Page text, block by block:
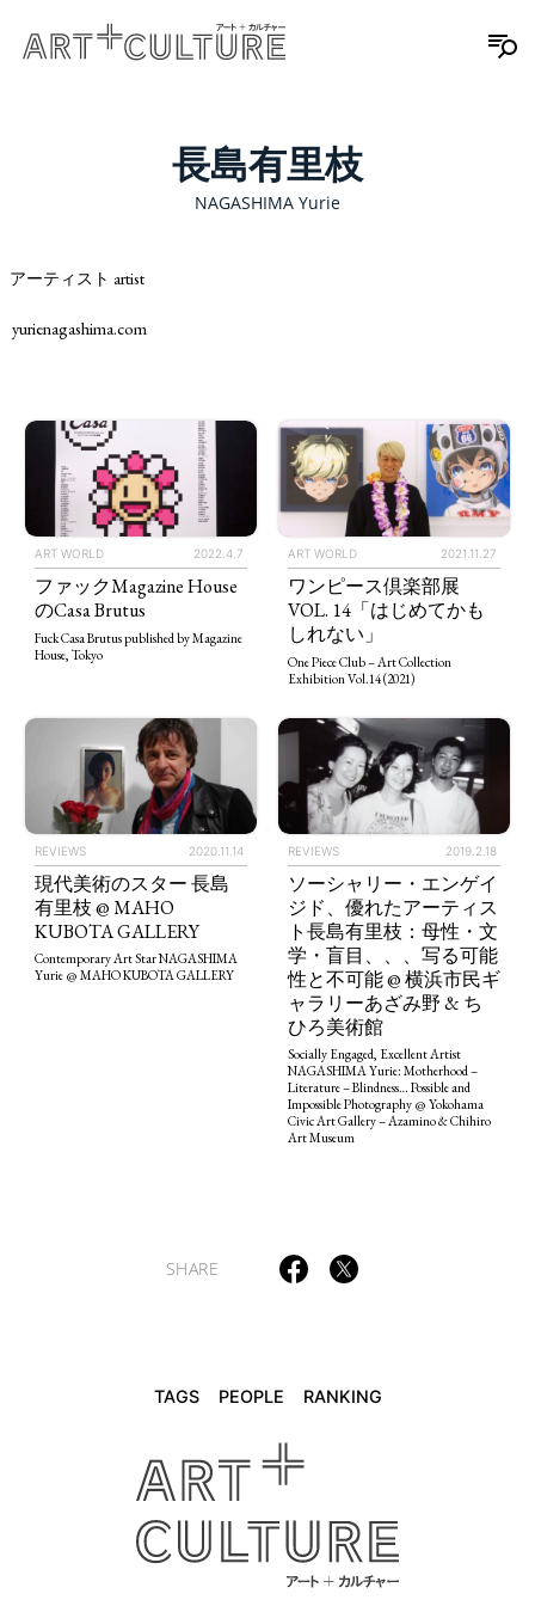
TAGS PEOPLE RANKING
POP CULTURE JP-SOCIETY
REVIEWS ARTICLES
長島有里枝
NAGASHIMA Yurie
アーティスト artist
yurienagashima.com
ART WORLD 2022.4.7
ファックMagazine House
のCasa Brutus
Fuck Casa Brutus published by Magazine
House, Tokyo
ART WORLD 2021.11.27
ワンピース倶楽部展
VOL. 14「はじめてかも
しれない」
One Piece Club – Art Collection
Exhibition Vol.14 (2021)
REVIEWS 2020.11.14
現代美術のスター 長島
有里枝 @ MAHO
KUBOTA GALLERY
Contemporary Art Star NAGASHIMA
Yurie @ MAHO KUBOTA GALLERY
REVIEWS 2019.2.18
ソーシャリー・エンゲイ
ジド、優れたアーティス
ト長島有里枝：母性・文
学・盲目、、、写る可能
性と不可能 @ 横浜市民ギ
ャラリーあざみ野 & ち
ひろ美術館
Socially Engaged, Excellent Artist
NAGASHIMA Yurie: Motherhood –
Literature – Blindness… Possible and
Impossible Photography @ Yokohama
Civic Art Gallery – Azamino & Chihiro
Art Museum
SHARE
TAGS PEOPLE RANKING